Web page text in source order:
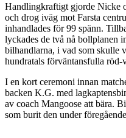
Handlingkraftigt gjorde Nicke
och drog iväg mot Farsta
inhandlades för 99 spänn.
lyckades de två nå bollplanen
bilhandlarna, i vad som skulle
hundratals förväntansfulla röd-
I en kort ceremoni innan
backen K.G. med
av coach Mangoose att bära.
som burit den under